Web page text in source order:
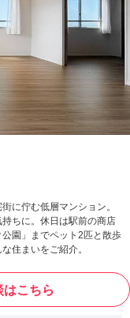
に佇む低層マンション。
ちに。休日は駅前の商店
園」までペット2匹と散歩
住まいをご紹介。
はこちら